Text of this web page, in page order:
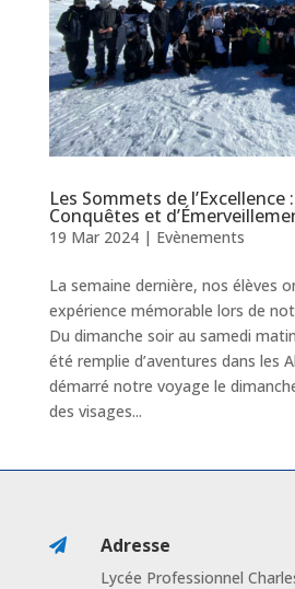
Les Sommets de l’Excellence
Conquêtes et
19 Mar 2024| Evènements
La semaine dernière, nos élèves
expérience mémorable lors de
Du dimanche soir au samedi
été remplie d’aventures dans les
démarré notre voyage le
des visages...
 Adresse
Lycée Professionnel